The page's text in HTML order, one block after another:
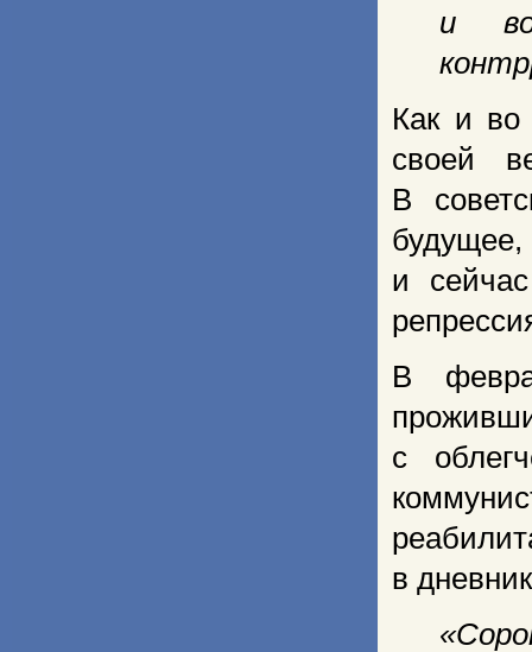
и во
Как и во
своей
В
будущее,
и
В
с
в